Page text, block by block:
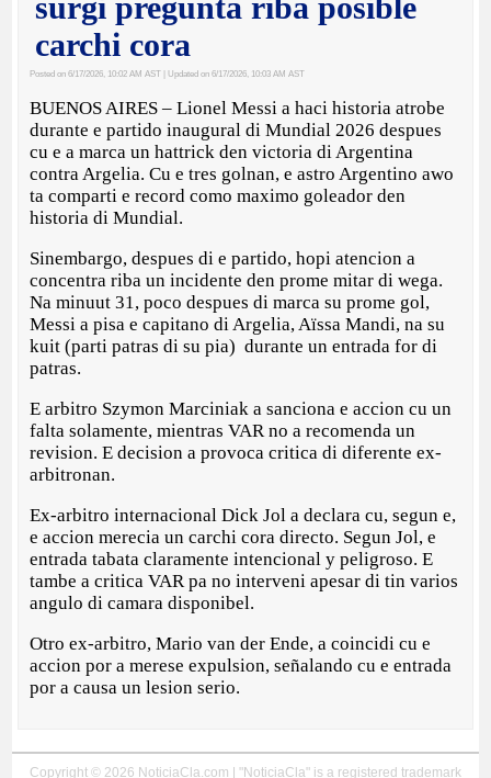
surgi pregunta riba posible
carchi cora
Posted on 6/17/2026, 10:02 AM AST | Updated on 6/17/2026, 10:03 AM AST
BUENOS AIRES – Lionel Messi a haci historia atrobe
durante e partido inaugural di Mundial 2026 despues
cu e a marca un hattrick den victoria di Argentina
contra Argelia. Cu e tres golnan, e astro Argentino awo
ta comparti e record como maximo goleador den
historia di Mundial.
Sinembargo, despues di e partido, hopi atencion a
concentra riba un incidente den prome mitar di wega.
Na minuut 31, poco despues di marca su prome gol,
Messi a pisa e capitano di Argelia, Aïssa Mandi, na su
kuit (parti patras di su pia) durante un entrada for di
patras.
E arbitro Szymon Marciniak a sanciona e accion cu un
falta solamente, mientras VAR no a recomenda un
revision. E decision a provoca critica di diferente ex-
arbitronan.
Ex-arbitro internacional Dick Jol a declara cu, segun e,
e accion merecia un carchi cora directo. Segun Jol, e
entrada tabata claramente intencional y peligroso. E
tambe a critica VAR pa no interveni apesar di tin varios
angulo di camara disponibel.
Otro ex-arbitro, Mario van der Ende, a coincidi cu e
accion por a merese expulsion, señalando cu e entrada
por a causa un lesion serio.
Copyright © 2026 NoticiaCla.com | "NoticiaCla" is a registered trademark